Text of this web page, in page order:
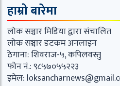
हाम्रो बारेमा
लोक सञ्चार मिडिया द्वारा संचालित
लोक सञ्चार डटकम अनलाइन
ठेगाना: शिवराज-५, कपिलवस्तु
फोन नं.: ९८५७०५५२२३
इमेल: